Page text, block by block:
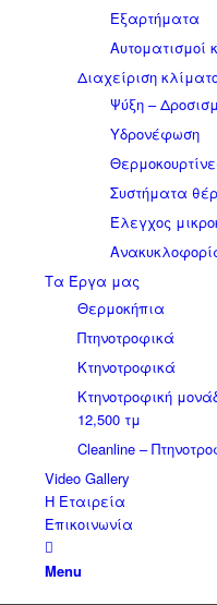
Εξαρτήματα
Αυτοματισμοί
Διαχείριση
Ψύξη –
Υδρονέφωση
Συστήματα
Έλεγχος
Τα Έργα μας
Θερμοκήπια
Πτηνοτροφικά
Κτηνοτροφικά
Κτηνοτροφική
12,500 τμ
Cleanline –
Video Gallery
Η Εταιρεία
Επικοινωνία
Menu